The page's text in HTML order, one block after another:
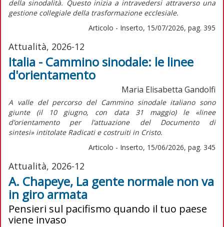
della sinodalità. Questo inizia a intravedersi attraverso una
gestione collegiale della trasformazione ecclesiale.
Articolo - Inserto, 15/07/2026, pag. 395
Attualità, 2026-12
Italia - Cammino sinodale: le linee
d'orientamento
Maria Elisabetta Gandolfi
A valle del percorso del Cammino sinodale italiano sono
giunte (il 10 giugno, con data 31 maggio) le «linee
d’orientamento per l’attuazione del Documento di
sintesi»intitolate Radicati e costruiti in Cristo.
Articolo - Inserto, 15/06/2026, pag. 345
Attualità, 2026-12
A. Chapeye, La gente normale non va
in giro armata
Pensieri sul pacifismo quando il tuo paese
viene invaso